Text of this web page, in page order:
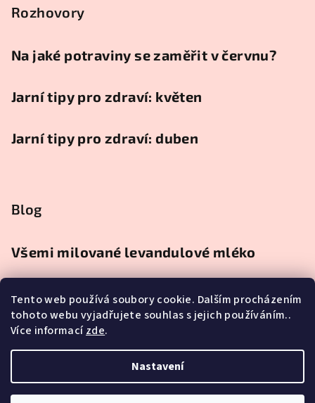
Tento web používá soubory cookie. Dalším procházením
tohoto webu vyjadřujete souhlas s jejich používáním..
Více informacízde.
Nastavení
Rozhovory
Na jaké potraviny se zaměřit v červnu?
Jarní tipy pro zdraví: květen
Jarní tipy pro zdraví: duben
Blog
Všemi milované levandulové mléko
Co znamená slovo Velikonoce?
Přírodní deodorant bez hliníku a sody |
Smolenka